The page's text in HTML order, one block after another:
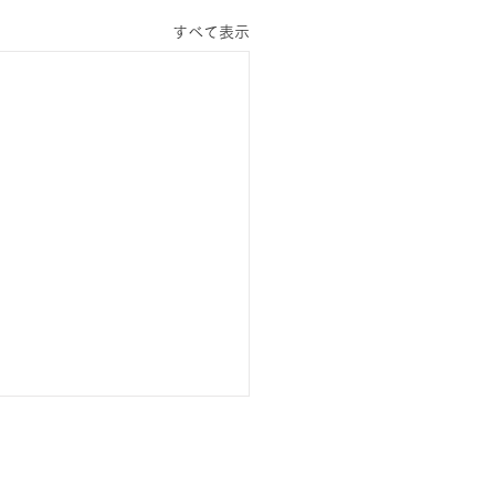
すべて表示